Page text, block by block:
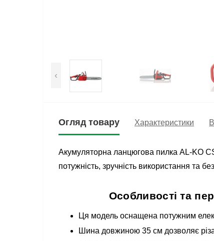
‹
Огляд товару Характеристики
Акумуляторна ланцюгова пилка AL-KO
потужність, зручність використання та
Особливості та
Ця модель оснащена потужним
Шина довжиною 35 см дозволяє